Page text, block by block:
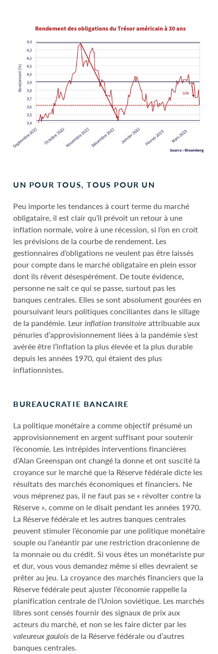
UN POUR TOUS, TOUS POUR UN
Peu importe les tendances à court terme du marché
obligataire, il est clair qu’il prévoit un retour à une
inflation normale, voire à une récession, si l’on en croit
les prévisions de la courbe de rendement. Les
gestionnaires d’obligations ne veulent pas être laissés
pour compte dans le marché obligataire en plein essor
dont ils rêvent désespérément. De toute évidence,
personne ne sait ce qui se passe, surtout pas les
banques centrales. Elles se sont absolument gourées en
poursuivant leurs politiques conciliantes dans le sillage
de la pandémie. Leurinflation transitoire attribuable aux
pénuries d’approvisionnement liées à la pandémie s’est
avérée être l’inflation la plus élevée et la plus durable
depuis les années 1970, qui étaient des plus
inflationnistes.
BUREAUCRATIE BANCAIRE
La politique monétaire a comme objectif présumé un
approvisionnement en argent suffisant pour soutenir
l’économie. Les intrépides interventions financières
d’Alan Greenspan ont changé la donne et ont suscité la
croyance sur le marché que la Réserve fédérale dicte les
résultats des marchés économiques et financiers. Ne
vous méprenez pas, il ne faut pas se « révolter contre la
Réserve », comme on le disait pendant les années 1970.
La Réserve fédérale et les autres banques centrales
peuvent stimuler l’économie par une politique monétaire
souple ou l’anéantir par une restriction draconienne de
la monnaie ou du crédit. Si vous êtes un monétariste pur
et dur, vous vous demandez même si elles devraient se
prêter au jeu. La croyance des marchés financiers que la
Réserve fédérale peut ajuster l’économie rappelle la
planification centrale de l’Union soviétique. Les marchés
libres sont censés fournir des signaux de prix aux
acteurs du marché, et non se les faire dicter par les
valeureux gauloisde la Réserve fédérale ou d’autres
banques centrales.